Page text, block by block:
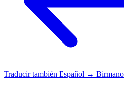
Traducir también Español → Birmano